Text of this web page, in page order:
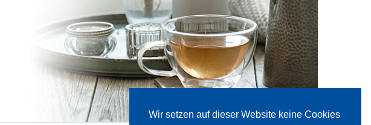
Wir setzen auf dieser Website keine Cookies